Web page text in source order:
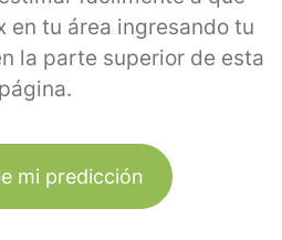
en tu área ingresando tu
la parte superior de esta
página.
mi predicción